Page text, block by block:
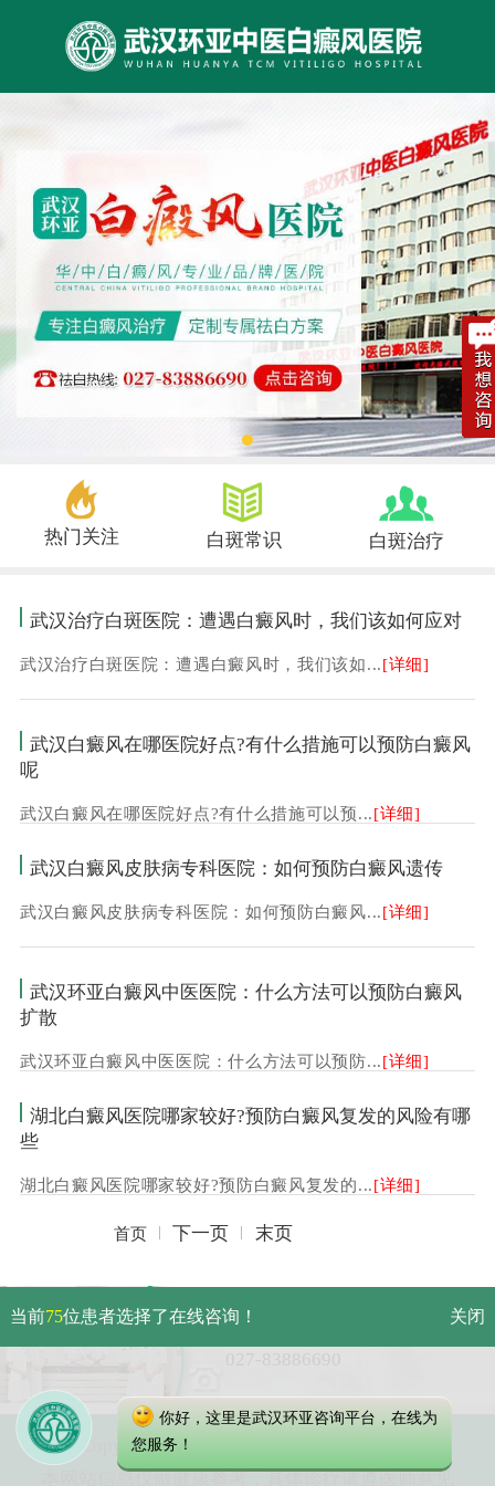
热门关注 白斑常识 白斑治疗
武汉治疗白斑医院：遭遇白癜风时，我们该如何应对
武汉治疗白斑医院：遭遇白癜风时，我们该如...[详细]
武汉白癜风在哪医院好点?有什么措施可以预防白癜风
呢
武汉白癜风在哪医院好点?有什么措施可以预...[详细]
武汉白癜风皮肤病专科医院：如何预防白癜风遗传
武汉白癜风皮肤病专科医院：如何预防白癜风...[详细]
武汉环亚白癜风中医医院：什么方法可以预防白癜风
扩散
武汉环亚白癜风中医医院：什么方法可以预防...[详细]
湖北白癜风医院哪家较好?预防白癜风复发的风险有哪
些
湖北白癜风医院哪家较好?预防白癜风复发的...[详细]
首页 下一页 末页
武汉市硚口区解放大道479号
Copyright 2025 武汉环亚中医白癜风医院
本网站信息仅做健康参考，具体诊疗请遵医师意见
当前75位患者选择了在线咨询！ 关闭
你好，这里是武汉环亚咨询平台，在线为
您服务！